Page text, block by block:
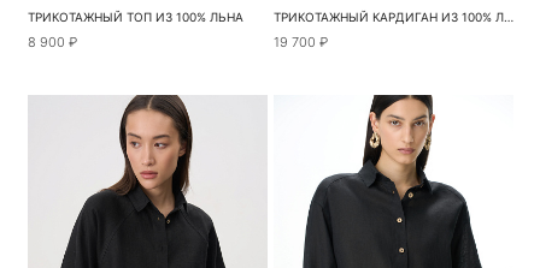
ТРИКОТАЖНЫЙ ТОП ИЗ 100% ЛЬНА
8 900 ₽
ТРИКОТАЖНЫЙ КАРДИГАН ИЗ 100% ЛЬНА
19 700 ₽